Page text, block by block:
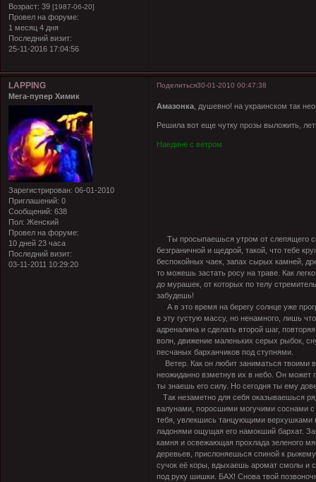
Возраст: 39 [1987-06-20]
Провел на форуме:
1 месяц 4 дня
Последний визит:
25-11-2016 17:04:56
Поделиться30-01-2010 00:47:38
LAPPING
Мега-пупер Химик
Зарегистрирован: 06-01-2010
Приглашений: 0
Сообщений: 638
Пол: Женский
Провел на форуме:
10 дней 23 часа
Последний визит:
03-11-2011 10:29:20
Амазонка , душевно! на украинском так
Решила вот еще чутку прозы выложить,
Наедине с ветром
Ты просыпаешься утром от слепящего
безграничной и щедрой, такой, что тебе
беспокойных чаек, запах сырых камней,
то можешь застать росу на траве. Как
до мурашек, от которых по телу
забудешь!
А в это время на берегу солнце уже
в эту густую массу, но ненамного, лишь
адреналина и сделать второй шаг,
волн, движение маленьких серых рыбок,
песчаных барханчиков под ступнями.
Ветер. Как он любит заниматься твоими
неожиданно взметнув их в небо. Он может
ты знаешь его силу. Но сегодня ты ему
Так незаметно для себя оказываешься
валунами, поросшими могучими соснами с
тебя, увлекшись танцующими
ладонями ощущая его намокший бархат.
камня и освежающая прохлада зеленого
деревьев, прислоняешься спиной к
сучок её коры, вдыхаешь аромат смолы и
под руку шишки. БАХ! Снова твой